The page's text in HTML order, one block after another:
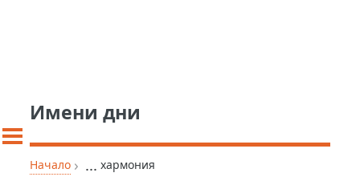
Имени дни
Начало › ... хармония